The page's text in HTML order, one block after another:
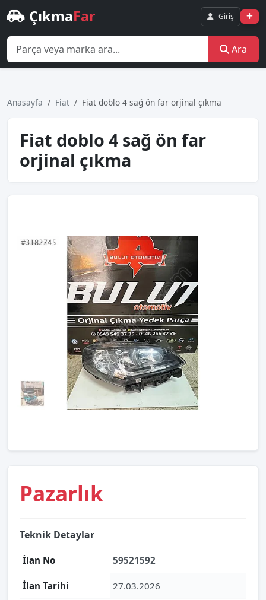
ÇıkmaFar Giriş
Ara
Anasayfa Fiat Fiat doblo 4 sağ ön far orjinal çıkma
Fiat doblo 4 sağ ön far
orjinal çıkma
Pazarlık
Teknik Detaylar
İlan No 59521592
İlan Tarihi 27.03.2026